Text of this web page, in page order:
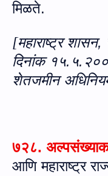
मिळते.
[महाराष्‍ट्र
दिनांक
शेतजमीन
७२८.
आणि महाराष्ट्र